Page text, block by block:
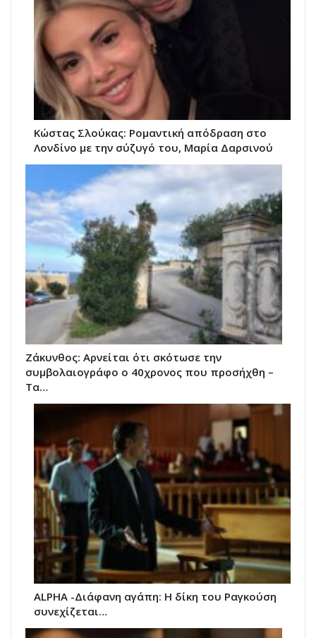
Κώστας Σλούκας: Ρομαντική απόδραση στο
Λονδίνο με την σύζυγό του, Μαρία Δαρσινού
Ζάκυνθος: Αρνείται ότι σκότωσε την
συμβολαιογράφο ο 40χρονος που προσήχθη –
Τα…
ALPHA -Διάφανη αγάπη: Η δίκη του Ραγκούση
συνεχίζεται…